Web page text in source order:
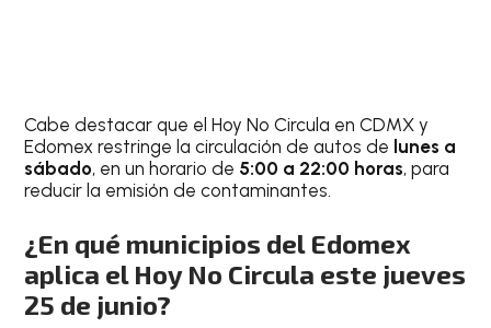
Cabe destacar que el Hoy No Circula en CDMX y
Edomex restringe la circulación de autos de lunes a
sábado, en un horario de 5:00 a 22:00 horas, para
reducir la emisión de contaminantes.
¿En qué municipios del Edomex
aplica el Hoy No Circula este jueves
25 de junio?